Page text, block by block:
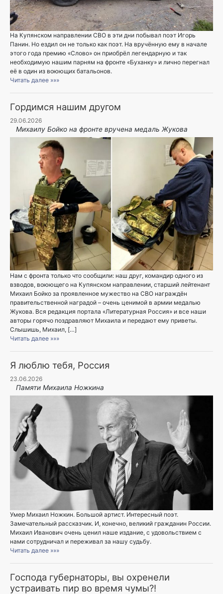
На Купянском направлении СВО в эти дни побывал поэт Игорь
Панин. Но ездил он не только как поэт. На вручённую ему в начале
этого года премию «Слово» он приобрёл легендарную и так
необходимую нашим парням на фронте «Буханку» и лично перегнал
её в один из воюющих батальонов.
Читать далее »»»
Гордимся нашим другом
29.06.2026
Михаилу Бойко на фронте вручена медаль Жукова
Нам с фронта только что сообщили: наш друг, командир одного из
взводов, воюющего на Купянском направлении, старший лейтенант
Михаил Бойко за проявленное мужество на СВО награждён
правительственной наградой – очень ценимой в армии медалью
Жукова. Вся редакция портала «Литературная Россия» и все наши
авторы горячо поздравляют Михаила и передают ему приветы.
Слышишь, Михаил, […]
Читать далее »»»
Я люблю тебя, Россия
23.06.2026
Памяти Михаила Ножкина
Умер Михаил Ножкин. Большой артист. Интересный поэт.
Замечательный рассказчик. И, конечно, великий гражданин России.
Михаил Иванович очень ценил наше издание, с удовольствием с
нами сотрудничал и переживал за нашу судьбу.
Читать далее »»»
Господа губернаторы, вы охренели
устраивать пир во время чумы?!